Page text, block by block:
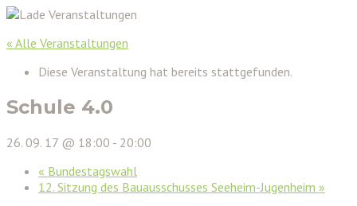
« Alle Veranstaltungen
Diese Veranstaltung hat bereits stattgefunden.
Schule 4.0
26. 09. 17 @ 18:00 - 20:00
« Bundestagswahl
12. Sitzung des Bauausschusses Seeheim-Jugenheim »